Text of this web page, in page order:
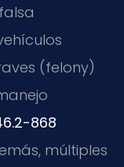
(felony)
868
múltiples